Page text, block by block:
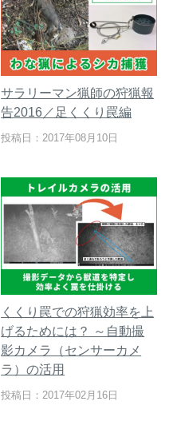
お役立ち資料
ショップ
サラリーマン猟師の狩猟報
告2016／足くくり罠編
投稿日：2017年08月10日
くくり罠での狩猟効率を上
げるためには？ ～自動撮
影カメラ（センサーカメ
ラ）の活用
投稿日：2017年02月16日